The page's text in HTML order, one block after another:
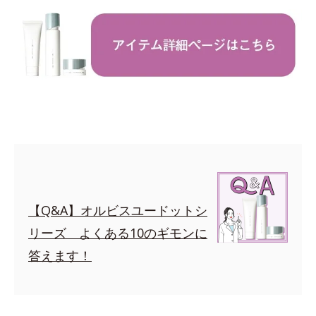
【Q&A】オルビスユードットシ
リーズ よくある10のギモンに
答えます！